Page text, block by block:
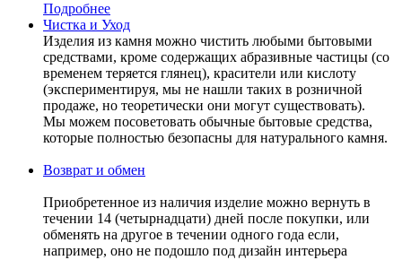
Подробнее
Чистка и Уход
Изделия из камня можно чистить любыми бытовыми
средствами, кроме содержащих абразивные частицы (со
временем теряется глянец), красители или кислоту
(экспериментируя, мы не нашли таких в розничной
продаже, но теоретически они могут существовать).
Мы можем посоветовать обычные бытовые средства,
которые полностью безопасны для натурального камня.
Возврат и обмен
Приобретенное из наличия изделие можно вернуть в
течении 14 (четырнадцати) дней после покупки, или
обменять на другое в течении одного года если,
например, оно не подошло под дизайн интерьера